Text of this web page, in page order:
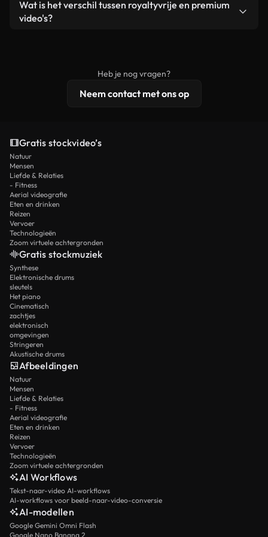
een losstaand product.
remixen. Zorg er wel voor dat het eindproduct
Wat is het verschil tussen royaltyvrije en premium
video's?
licentiebescherming omvat.
Heb je nog vragen?
Neem contact met ons op
Gratis stockvideo’s
Natuur
Mensen
Liefde & Relaties
- Fitness
Aerial videografie
Eten en drinken
Reizen
Vervoer
Technologieën
Zoom virtuele achtergronden
Gratis stockmuziek
Synthese
Elektronische drums
sleutels
Het piano
Cinematisch
zachtjes
elektronisch
omgevingen
Stringeren
Akustische drums
Afbeeldingen
Natuur
Mensen
Liefde & Relaties
- Fitness
Aerial videografie
Eten en drinken
Reizen
Vervoer
Technologieën
Zoom virtuele achtergronden
AI Workflows
Tekst-naar-video AI-workflows
AI-workflows voor beeld-naar-video-conversie
AI-modellen
Google Gemini Omni Flash
Google Nano Banana 2